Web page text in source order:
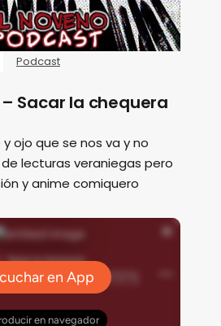
Podcast
Sacar la chequera
ojo que se nos va y no
lecturas veraniegas pero
y anime comiquero